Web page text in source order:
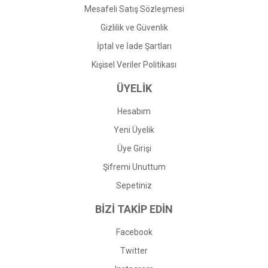
Mesafeli Satış Sözleşmesi
Gizlilik ve Güvenlik
İptal ve İade Şartları
Kişisel Veriler Politikası
ÜYELİK
Hesabım
Yeni Üyelik
Üye Girişi
Şifremi Unuttum
Sepetiniz
BİZİ TAKİP EDİN
Facebook
Twitter